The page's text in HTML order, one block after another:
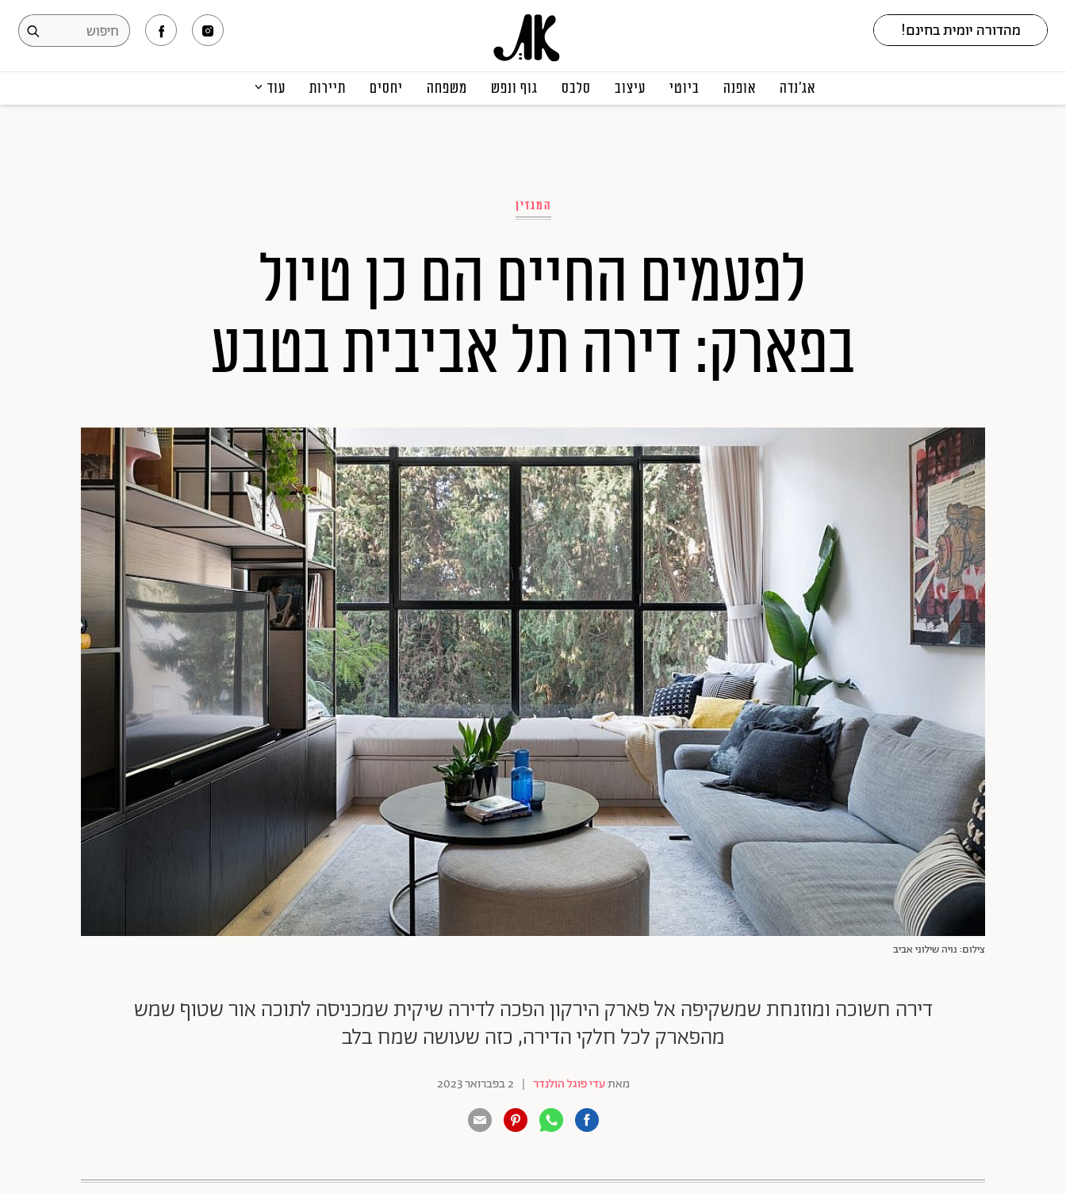
אג׳נדה אופנה ביוטי עיצוב סלבס גוף ונפש משפחה יחסים תיירות עוד
המגזין
לפעמים החיים הם כן טיול
בפארק: דירה תל אביבית בטבע
צילום: נויה שילוני אביב
דירה חשוכה ומוזנחת שמשקיפה אל פארק הירקון הפכה לדירה שיקית שמכניסה לתוכה אור שטוף שמש
מהפארק לכל חלקי הדירה, כזה שעושה שמח בלב
מאתעדי פוגל הולנדר | 2 בפברואר 2023